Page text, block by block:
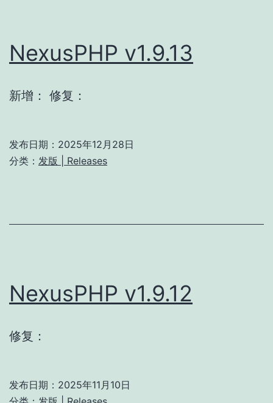
NexusPHP v1.9.13
新增： 修复：
发布日期： 2025年12月28日
分类： 发版 | Releases
NexusPHP v1.9.12
修复：
发布日期： 2025年11月10日